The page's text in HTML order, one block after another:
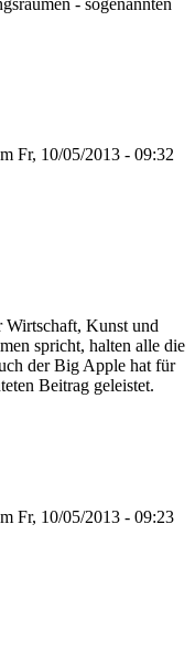
Fr, 10/05/2013 - 09:32
Kunst und
spricht, halten alle die
der Big Apple hat für
Beitrag geleistet.
Fr, 10/05/2013 - 09:23